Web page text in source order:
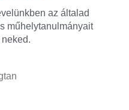
az általad
műhelytanulmányait